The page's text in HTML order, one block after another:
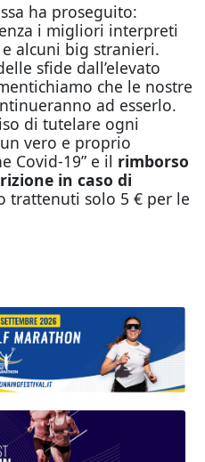
ha proseguito:
i migliori interpreti
alcuni big stranieri.
sfide dall’elevato
che le nostre
ad esserlo.
di tutelare ogni
vero e proprio
Covid-19” e il rimborso
in caso di
trattenuti solo 5 € per le